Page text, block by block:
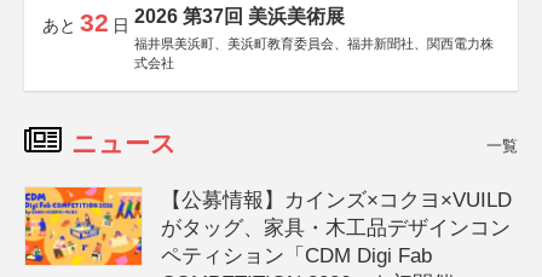
あと 32 日 2026 第37回 美浜美術展
福井県美浜町、美浜町教育委員会、福井新聞社、関西電力株
式会社
ニュース 一覧
【公募情報】カインズ×コクヨ×VUILD
がタッグ、家具・木工品デザインコン
ペティション「CDM Digi Fab